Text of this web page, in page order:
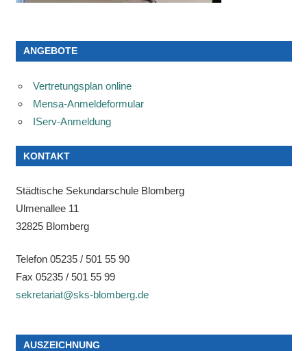
ANGEBOTE
Vertretungsplan online
Mensa-Anmeldeformular
IServ-Anmeldung
KONTAKT
Städtische Sekundarschule Blomberg
Ulmenallee 11
32825 Blomberg
Telefon 05235 / 501 55 90
Fax 05235 / 501 55 99
sekretariat@sks-blomberg.de
AUSZEICHNUNG